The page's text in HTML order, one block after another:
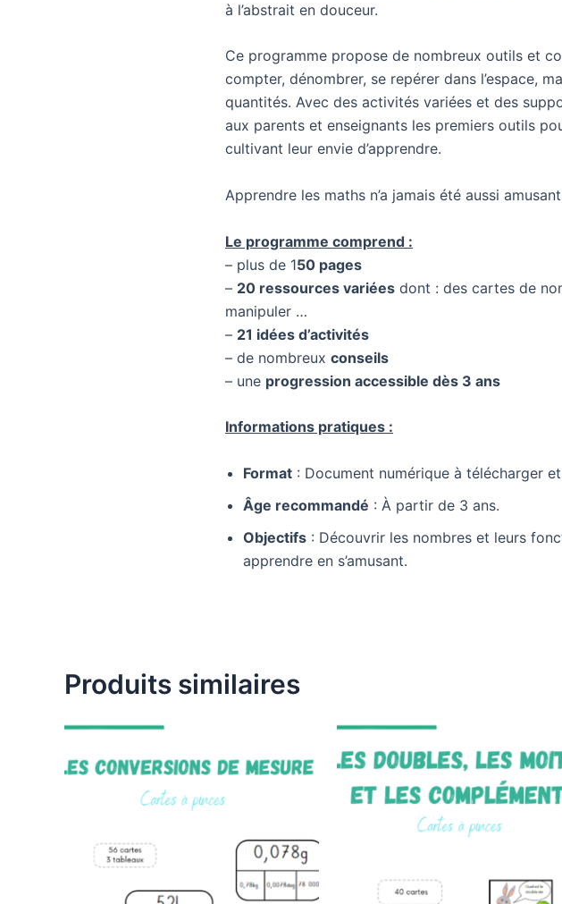
à l’abstrait en douceur.
Ce programme propose de nombreux outils et
compter, dénombrer, se repérer dans l’espace,
quantités. Avec des activités variées et des
aux parents et enseignants les premiers outils
cultivant leur envie d’apprendre.
Apprendre les maths n’a jamais été aussi
Le programme comprend :
– plus de 150 pages
– 20 ressources variées dont : des cartes de
manipuler …
– 21 idées d’activités
– de nombreux conseils
– une progression accessible dès 3 ans
Informations pratiques :
Format : Document numérique à télécharger
Âge recommandé : À partir de 3 ans.
Objectifs : Découvrir les nombres et leurs
apprendre en s’amusant.
Produits similaires